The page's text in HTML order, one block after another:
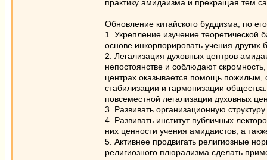
практику амидаизма и прекращая тем
Обновление китайского буддизма, по
1. Укрепление изучение
основе инкорпорировать учения других
2. Легализация духовных центров
непостоянстве и соблюдают
центрах оказывается помощь пожилым,
стабилизации и гармонизации
повсеместной легализации духовных
3. Развивать организационную
4. Развивать институт публичных
них ценности учения амидаистов, а
5. Активнее продвигать религиозные
религиозного плюрализма сделать